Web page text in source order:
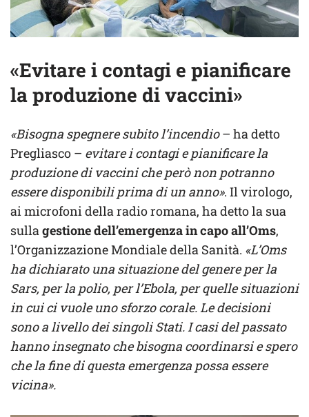
«Evitare i contagi e pianificare
la produzione di vaccini»
«Bisogna spegnere subito l’incendio– ha detto
Pregliasco – evitare i contagi e pianificare la
produzione di vaccini che però non potranno
essere disponibili prima di un anno». Il virologo,
ai microfoni della radio romana, ha detto la sua
sulla gestione dell’emergenza in capo all’Oms,
l’Organizzazione Mondiale della Sanità. «L’Oms
ha dichiarato una situazione del genere per la
Sars, per la polio, per l’Ebola, per quelle situazioni
in cui ci vuole uno sforzo corale. Le decisioni
sono a livello dei singoli Stati. I casi del passato
hanno insegnato che bisogna coordinarsi e spero
che la fine di questa emergenza possa essere
vicina».